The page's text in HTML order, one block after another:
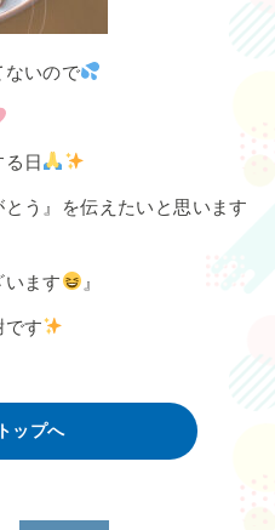
ないので
日
う』を伝えたいと思います
ます 』
です
ップへ